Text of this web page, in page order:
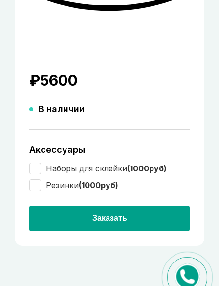
₽5600
В наличии
Аксессуары
Наборы для склейки(1000руб)
Резинки(1000руб)
Заказать